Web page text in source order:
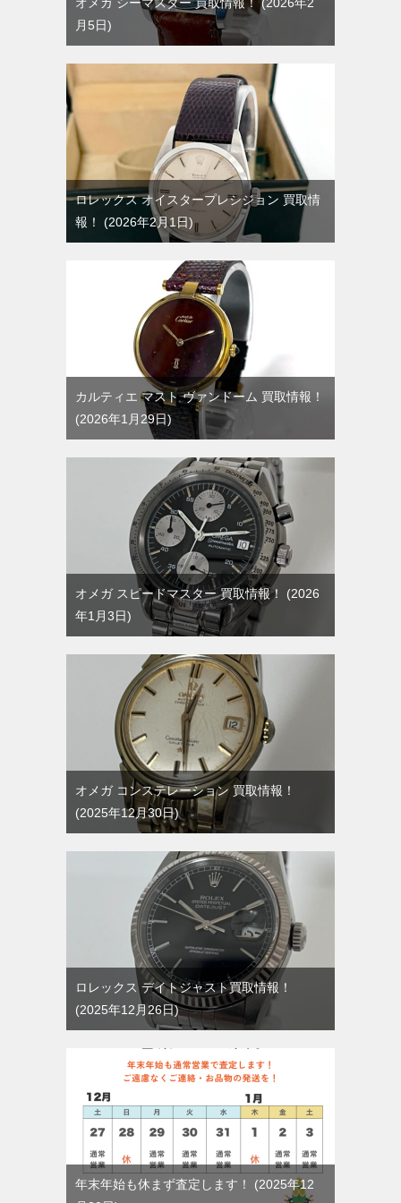
月5日
ロレックス オイスタープレシジョン 買取情
報！
2026年2月1日
カルティエ マスト ヴァンドーム 買取情報！
2026年1月29日
オメガ スピードマスター 買取情報！
2026
年1月3日
オメガ コンステレーション 買取情報！
2025年12月30日
ロレックス デイトジャスト買取情報！
2025年12月26日
年末年始も休まず査定します！
2025年12